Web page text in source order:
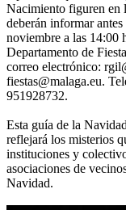
Nacimiento figuren en
deberán informar
noviembre a las 14:00
Departamento de
correo electrónico:
fiestas@malaga.eu.
951928732.
Esta guía de la
reflejará los misterios
instituciones y
asociaciones de
Navidad.